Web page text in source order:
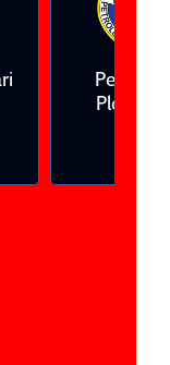
Petrolul
Ploieşti